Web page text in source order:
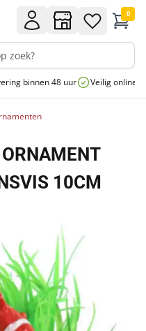
0
binnen 48 uur Veilig online
10CM